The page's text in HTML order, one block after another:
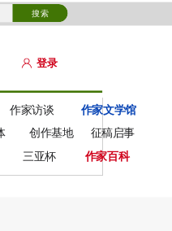
搜索
登录
作家访谈 作家文学馆
创作基地
征稿启事
三亚杯 作家百科